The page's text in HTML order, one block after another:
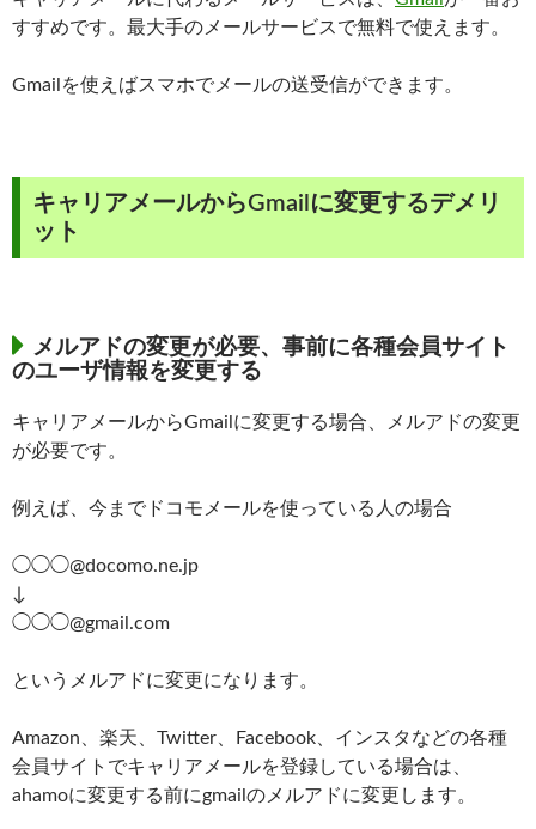
すすめです。最大手のメールサービスで無料で使えます。
Gmailを使えばスマホでメールの送受信ができます。
キャリアメールからGmailに変更するデメリ
ット
メルアドの変更が必要、事前に各種会員サイト
のユーザ情報を変更する
キャリアメールからGmailに変更する場合、メルアドの変更
が必要です。
例えば、今までドコモメールを使っている人の場合
◯◯◯@docomo.ne.jp
↓
◯◯◯@gmail.com
というメルアドに変更になります。
Amazon、楽天、Twitter、Facebook、インスタなどの各種
会員サイトでキャリアメールを登録している場合は、
ahamoに変更する前にgmailのメルアドに変更します。